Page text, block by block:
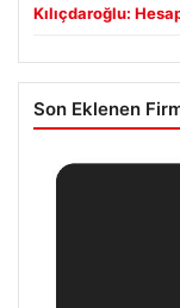
Kılıçdaroğlu:
Son Eklenen